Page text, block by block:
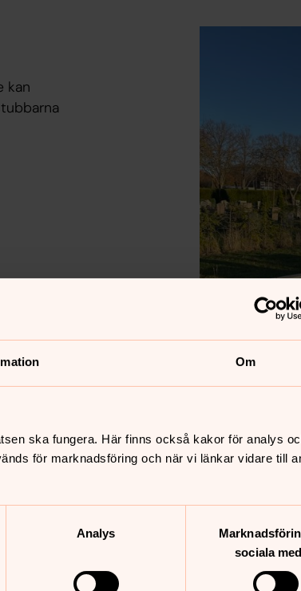
Om
ska fungera. Här finns också kakor för analys
för marknadsföring och när vi länkar vidare till
Analys
sociala
Foto: Digna
kan